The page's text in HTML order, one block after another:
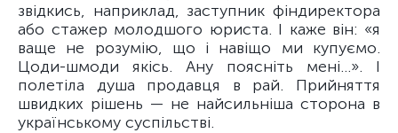
звідкись, наприклад, заступник фіндиректора
або стажер молодшого юриста. І каже він: «я
ваще не розумію, що і навіщо ми купуємо.
Цоди-шмоди якісь. Ану поясніть мені…». І
полетіла душа продавця в рай. Прийняття
швидких рішень — не найсильніша сторона в
українському суспільстві.